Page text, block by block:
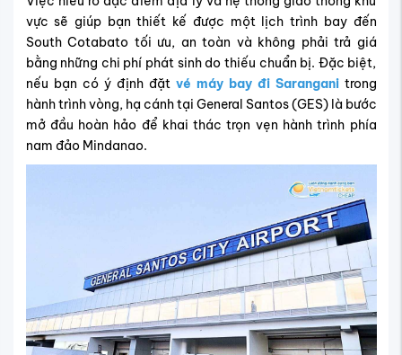
vực sẽ giúp bạn thiết kế được một lịch trình bay đến
South Cotabato tối ưu, an toàn và không phải trả giá
bằng những chi phí phát sinh do thiếu chuẩn bị. Đặc biệt,
nếu bạn có ý định đặt vé máy bay đi Saranganitrong
hành trình vòng, hạ cánh tại General Santos (GES) là bước
mở đầu hoàn hảo để khai thác trọn vẹn hành trình phía
nam đảo Mindanao.